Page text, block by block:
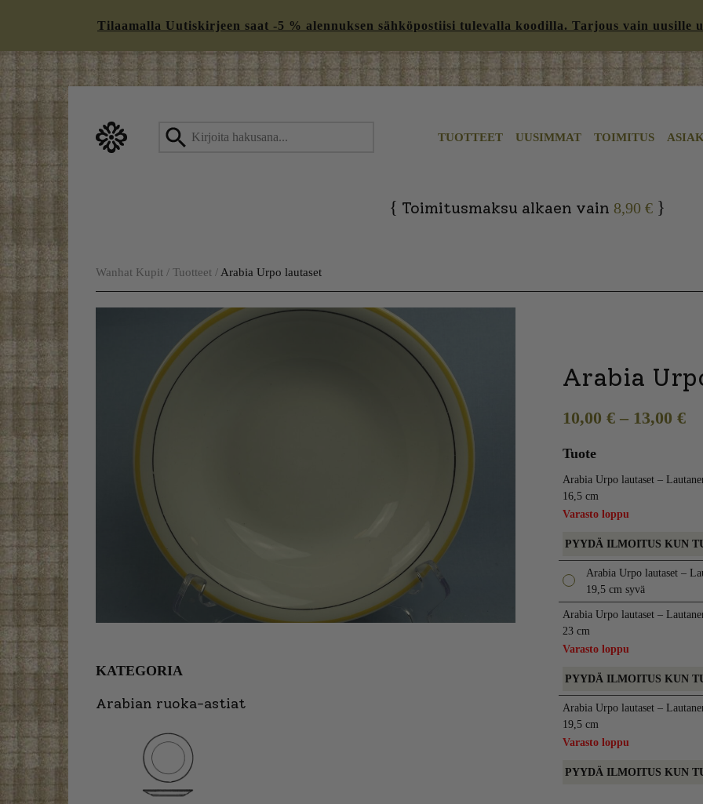
Tilaamalla Uutiskirjeen saat -5 % alennuksen sähköpostiisi tulevalla koodilla. Tarjous vain
to
TUOTTEET UUSIMMAT TOIMITUS
{ Toimitusmaksu alkaen vain 8,90 € }
Wanhat Kupit / Tuotteet / Arabia Urpo lautaset
KATEGORIA
Arabian ruoka-astiat
Arabia
10,00 €– 13,00 €
Tuote
Arabia Urpo lautaset –
16,5 cm
Varasto loppu
PYYDÄ ILMOITUS KUN
Arabia Urpo lautaset –
19,5 cm syvä
Arabia Urpo lautaset –
23 cm
Varasto loppu
PYYDÄ ILMOITUS KUN
Arabia Urpo lautaset –
19,5 cm
Varasto loppu
PYYDÄ ILMOITUS KUN